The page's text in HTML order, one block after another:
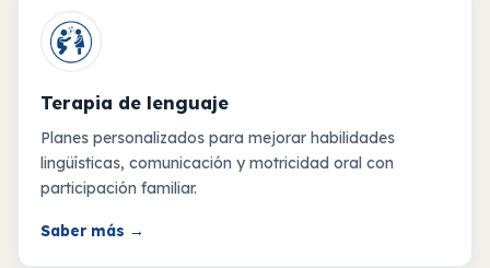
Terapia de lenguaje
Planes personalizados para mejorar habilidades
lingüísticas, comunicación y motricidad oral con
participación familiar.
Saber más →